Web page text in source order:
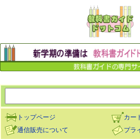
トップページ
カー
通信販売について
プラ